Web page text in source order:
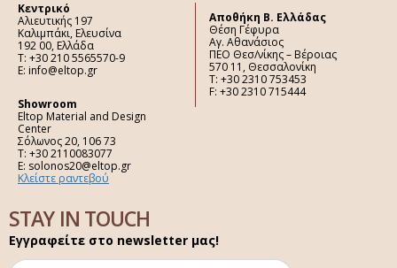
Κεντρικό
Αλιευτικής 197
Καλιμπάκι, Ελευσίνα
192 00, Ελλάδα
Τ: +30 210 5565570-9
E: info@eltop.gr
Showroom
Eltop Material and Design
Center
Σόλωνος 20, 106 73
Τ: +30 2110083077
E: solonos20@eltop.gr
Κλείστε ραντεβού
Aποθήκη Β. Ελλάδας
Θέση Γέφυρα
Αγ. Αθανάσιος
ΠΕΟ Θεσ/νίκης – Βέροιας
570 11, Θεσσαλονίκη
Τ: +30 2310 753453
F: +30 2310 715444
STAY IN TOUCH
Εγγραφείτε στο newsletter μας!